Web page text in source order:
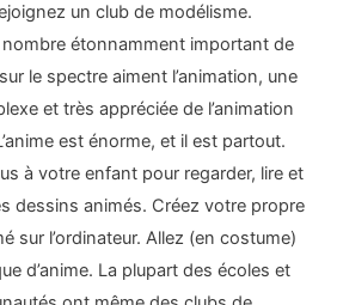
un club de modélisme.
étonnamment important de
le spectre aiment l’animation, une
et très appréciée de l’animation
est énorme, et il est partout.
à votre enfant pour regarder, lire et
dessins animés. Créez votre propre
sur l’ordinateur. Allez (en costume)
d’anime. La plupart des écoles et